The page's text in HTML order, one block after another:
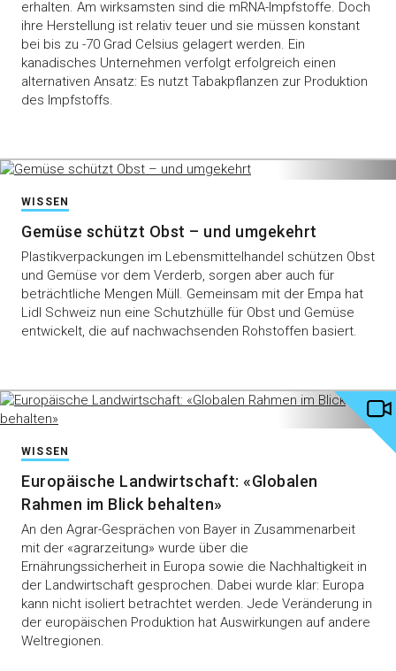
erhalten. Am wirksamsten sind die mRNA-Impfstoffe. Doch
ihre Herstellung ist relativ teuer und sie müssen konstant
bei bis zu -70 Grad Celsius gelagert werden. Ein
kanadisches Unternehmen verfolgt erfolgreich einen
alternativen Ansatz: Es nutzt Tabakpflanzen zur Produktion
des Impfstoffs.
WISSEN
Gemüse schützt Obst – und umgekehrt
Plastikverpackungen im Lebensmittelhandel schützen Obst
und Gemüse vor dem Verderb, sorgen aber auch für
beträchtliche Mengen Müll. Gemeinsam mit der Empa hat
Lidl Schweiz nun eine Schutzhülle für Obst und Gemüse
entwickelt, die auf nachwachsenden Rohstoffen basiert.
WISSEN
Europäische Landwirtschaft: «Globalen
Rahmen im Blick behalten»
An den Agrar-Gesprächen von Bayer in Zusammenarbeit
mit der «agrarzeitung» wurde über die
Ernährungssicherheit in Europa sowie die Nachhaltigkeit in
der Landwirtschaft gesprochen. Dabei wurde klar: Europa
kann nicht isoliert betrachtet werden. Jede Veränderung in
der europäischen Produktion hat Auswirkungen auf andere
Weltregionen.